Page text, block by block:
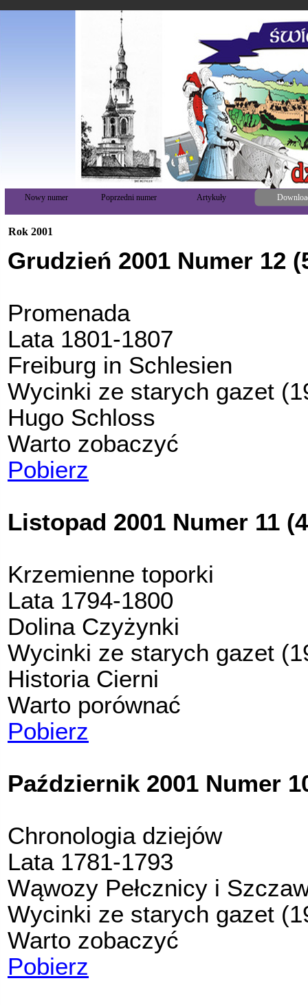
Nowy numer Poprzedni numer Artykuły
Rok 2001
Grudzień 2001 Numer 12
Promenada
Lata 1801-1807
Freiburg in Schlesien
Wycinki ze starych gazet
Hugo Schloss
Warto zobaczyć
Pobierz
Listopad 2001 Numer 11
Krzemienne toporki
Lata 1794-1800
Dolina Czyżynki
Wycinki ze starych gazet
Historia Cierni
Warto porównać
Pobierz
Październik 2001 Numer
Chronologia dziejów
Lata 1781-1793
Wąwozy Pełcznicy i
Wycinki ze starych gazet
Warto zobaczyć
Pobierz